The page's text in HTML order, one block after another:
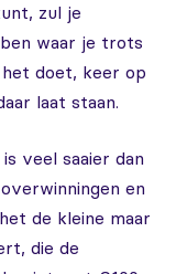
zul je
waar je trots
doet, keer op
laat staan.
veel saaier dan
en
de kleine maar
die de